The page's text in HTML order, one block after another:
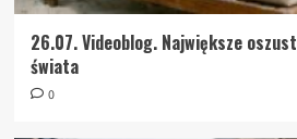
26.07. Videoblog. Największe
świata
0